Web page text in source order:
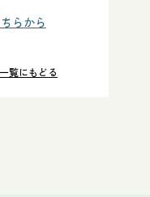
らから
覧にもどる